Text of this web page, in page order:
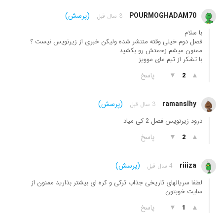
POURMOGHADAM70 3 سال قبل (پرسش)
با سلام
فصل دوم خیلی وقته منتشر شده ولیکن خبری از زیرنویس نیست ؟
ممنون میشم زحمتش رو بکشید
با تشکر از تیم مای موویز
▲
2
▼ پاسخ
ramanslhy 3 سال قبل (پرسش)
درود زیرنویس فصل 2 کی میاد
▲
2
▼ پاسخ
riiiza 4 سال قبل (پرسش)
لطفا سریالهای تاریخی جذاب ترکی و کره ای بیشتر بذارید ممنون از
سایت خوبتون
▲
1
▼ پاسخ